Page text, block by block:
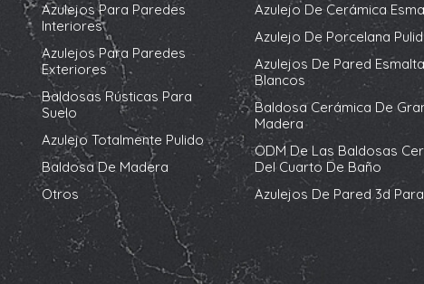
Azulejos Para Paredes
Interiores
Azulejos Para Paredes
Exteriores
Baldosas Rústicas Para
Suelo
Azulejo Totalmente Pulido
Baldosa De Madera
Otros
Azulejo De Cerámica
Azulejo De Porcelana
Azulejos De Pared
Blancos
Baldosa Cerámica De
Madera
ODM De Las Baldosas
Del Cuarto De Baño
Azulejos De Pared 3d